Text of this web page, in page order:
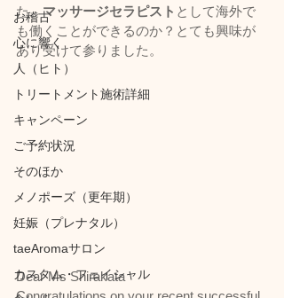
お稽古
心に響く
人（ヒト）
トリートメント施術詳細
キャンペーン
ご予約状況
そのほか
メノポーズ（更年期）
妊娠（プレナタル）
taeAromaサロン
カスタム・フェイシャル
た。マッサージセラピスト として海外で
も働くことができるのか？とても興味が
あり受けて参りました。
Dear Ms Shirakata